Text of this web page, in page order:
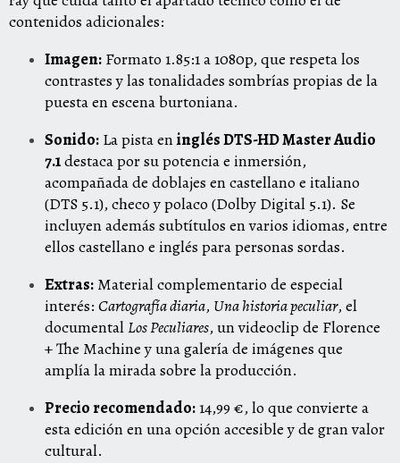
contenidos adicionales:
Imagen: Formato 1.85:1 a 1080p, que respeta los
contrastes y las tonalidades sombrías propias de la
puesta en escena burtoniana.
Sonido: La pista eninglés DTS-HD Master Audio
7.1destaca por su potencia e inmersión,
acompañada de doblajes en castellano e italiano
(DTS 5.1), checo y polaco (Dolby Digital 5.1). Se
incluyen además subtítulos en varios idiomas, entre
ellos castellano e inglés para personas sordas.
Extras: Material complementario de especial
interés: Cartografía diaria, Una historia peculiar, el
documentalLos Peculiares, un videoclip de Florence
+ The Machine y una galería de imágenes que
amplía la mirada sobre la producción.
Precio recomendado:14,99 €, lo que convierte a
esta edición en una opción accesible y de gran valor
cultural.